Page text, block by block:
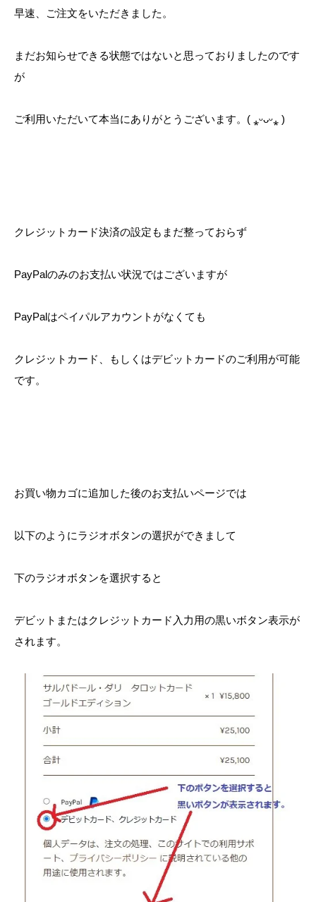
早速、ご注文をいただきました。
まだお知らせできる状態ではないと思っておりましたのです
が
ご利用いただいて本当にありがとうございます。( ⁎ᵕᴗᵕ⁎ )
クレジットカード決済の設定もまだ整っておらず
PayPalのみのお支払い状況ではございますが
PayPalはペイパルアカウントがなくても
クレジットカード、もしくはデビットカードのご利用が可能
です。
お買い物カゴに追加した後のお支払いページでは
以下のようにラジオボタンの選択ができまして
下のラジオボタンを選択すると
デビットまたはクレジットカード入力用の黒いボタン表示が
されます。